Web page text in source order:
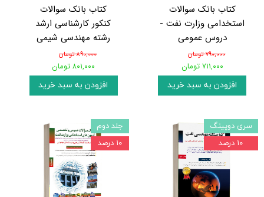
کتاب بانک سوالات
استخدامی وزارت نفت -
دروس عمومی
۷۹۰,۰۰۰ تومان
۷۱۱,۰۰۰ تومان
افزودن به سبد خرید
کتاب بانک سوالات
کنکور کارشناسی ارشد
رشته مهندسی شیمی
۸۹۰,۰۰۰ تومان
۸۰۱,۰۰۰ تومان
افزودن به سبد خرید
سری دوپینگ
۱۰ درصد
جلد دوم
۱۰ درصد